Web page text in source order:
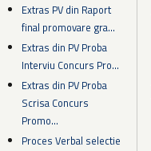
Extras PV din Raport
final promovare gra...
Extras din PV Proba
Interviu Concurs Pro...
Extras din PV Proba
Scrisa Concurs
Promo...
Proces Verbal selectie